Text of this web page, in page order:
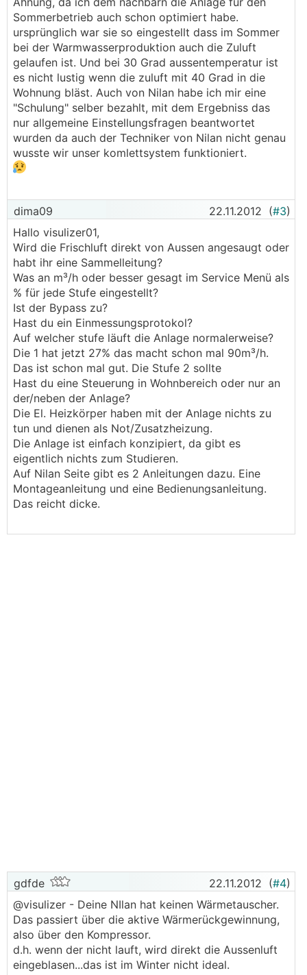
Sommerbetrieb auch schon optimiert habe.
ursprünglich war sie so eingestellt dass im Sommer
bei der Warmwasserproduktion auch die Zuluft
gelaufen ist. Und bei 30 Grad aussentemperatur ist
es nicht lustig wenn die zuluft mit 40 Grad in die
Wohnung bläst. Auch von Nilan habe ich mir eine
"Schulung" selber bezahlt, mit dem Ergebniss das
nur allgemeine Einstellungsfragen beantwortet
wurden da auch der Techniker von Nilan nicht genau
wusste wir unser komlettsystem funktioniert.
dima09 22.11.2012 (#3)
Hallo visulizer01,
Wird die Frischluft direkt von Aussen angesaugt oder
habt ihr eine Sammelleitung?
Was an m³/h oder besser gesagt im Service Menü als
% für jede Stufe eingestellt?
Ist der Bypass zu?
Hast du ein Einmessungsprotokol?
Auf welcher stufe läuft die Anlage normalerweise?
Die 1 hat jetzt 27% das macht schon mal 90m³/h.
Das ist schon mal gut. Die Stufe 2 sollte
Hast du eine Steuerung in Wohnbereich oder nur an
der/neben der Anlage?
Die El. Heizkörper haben mit der Anlage nichts zu
tun und dienen als Not/Zusatzheizung.
Die Anlage ist einfach konzipiert, da gibt es
eigentlich nichts zum Studieren.
Auf Nilan Seite gibt es 2 Anleitungen dazu. Eine
Montageanleitung und eine Bedienungsanleitung.
Das reicht dicke.
gdfde 22.11.2012 (#4)
@visulizer - Deine NIlan hat keinen Wärmetauscher.
Das passiert über die aktive Wärmerückgewinnung,
also über den Kompressor.
d.h. wenn der nicht lauft, wird direkt die Aussenluft
eingeblasen...das ist im Winter nicht ideal.